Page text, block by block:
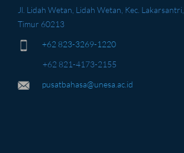
Jl. Lidah Wetan, Lidah Wetan, Kec. Lakarsantri,
Timur 60213
+62 823-3269-1220
+62 821-4173-2155
pusatbahasa@unesa.ac.id